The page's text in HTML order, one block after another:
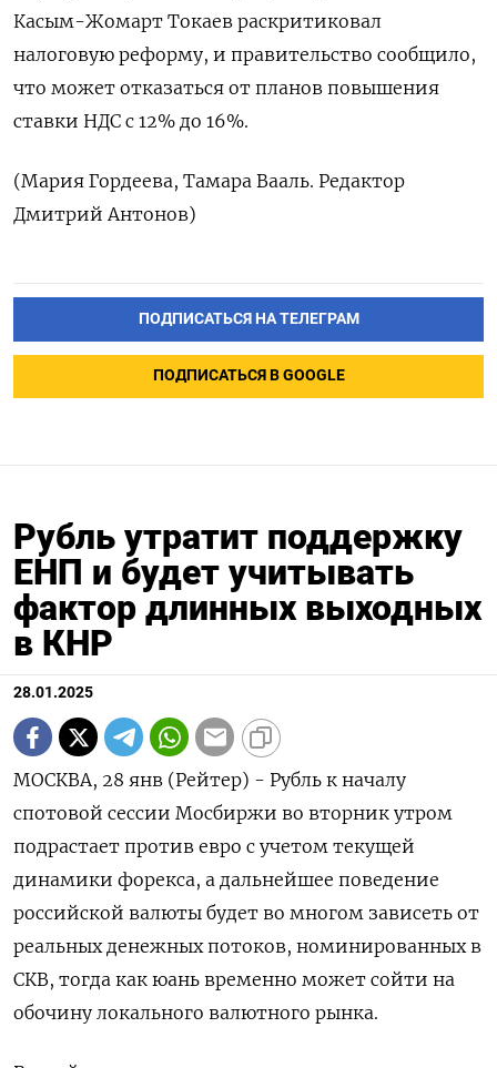
Касым-Жомарт Токаев раскритиковал
налоговую реформу, и правительство сообщило,
что может отказаться от планов повышения
ставки НДС с 12% до 16%.
(Мария Гордеева, Тамара Вааль. Редактор
Дмитрий Антонов)
ПОДПИСАТЬСЯ НА ТЕЛЕГРАМ
ПОДПИСАТЬСЯ В GOOGLE
Рубль утратит поддержку
ЕНП и будет учитывать
фактор длинных выходных
в КНР
28.01.2025
МОСКВА, 28 янв (Рейтер) - Рубль к началу
спотовой сессии Мосбиржи во вторник утром
подрастает против евро с учетом текущей
динамики форекса, а дальнейшее поведение
российской валюты будет во многом зависеть от
реальных денежных потоков, номинированных в
СКВ, тогда как юань временно может сойти на
обочину локального валютного рынка.